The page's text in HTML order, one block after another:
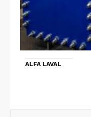
ALFA LAVAL